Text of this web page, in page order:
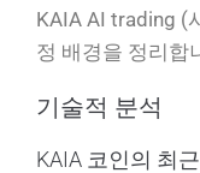
KAIA AI trading (
정 배경을 정리합
기술적 분석
KAIA 코인의 최